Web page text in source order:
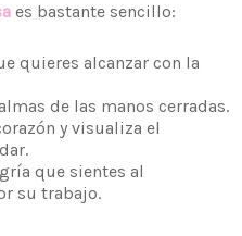
es bastante sencillo:
quieres alcanzar con la
de las manos cerradas.
y visualiza el
que sientes al
su trabajo.